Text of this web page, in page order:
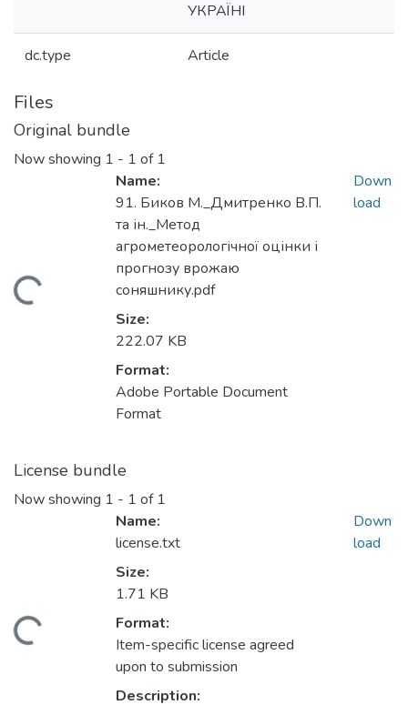
УКРАЇНІ
dc.type Article
Files
Original bundle
Now showing 1 - 1 of 1
Loading...
Name:
91. Биков М._Дмитренко В.П.
та ін._Метод
агрометеорологічної оцінки і
прогнозу врожаю
соняшнику.pdf
Size:
222.07 KB
Format:
Adobe Portable Document
Format
Down
load
License bundle
Now showing 1 - 1 of 1
Loading...
Name:
license.txt
Size:
1.71 KB
Format:
Item-specific license agreed
upon to submission
Description:
Down
load